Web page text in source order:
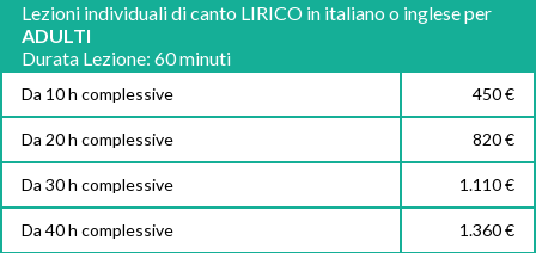
Lezioni individuali di canto LIRICO in italiano o inglese per
ADULTI
Durata Lezione: 60 minuti
Da 10 h complessive 450 €
Da 20 h complessive 820 €
Da 30 h complessive 1.110 €
Da 40 h complessive 1.360 €